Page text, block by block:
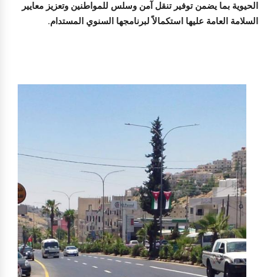
الحيوية بما يضمن توفير تنقل آمن وسلس للمواطنين وتعزيز معايير
السلامة العامة عليها استكمالاً لبرنامجها السنوي المستدام.